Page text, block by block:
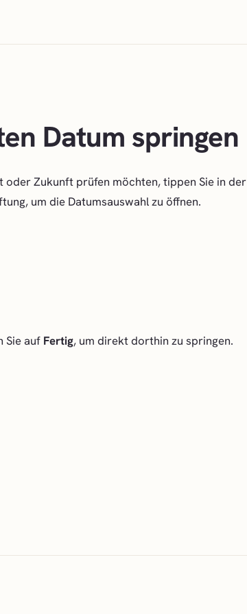
Datum springen
oder Zukunft prüfen möchten, tippen Sie in der
um die Datumsauswahl zu öffnen.
Sie auf Fertig, um direkt dorthin zu springen.